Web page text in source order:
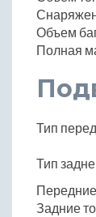
Объем
Полная
Тип
Тип
Задние